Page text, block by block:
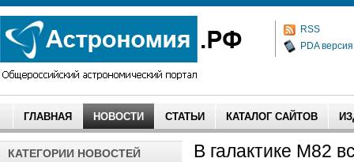
RSS
PDA версия
ГЛАВНАЯ НОВОСТИ СТАТЬИ КАТАЛОГ САЙТОВ
КАТЕГОРИИ НОВОСТЕЙ В галактике М82